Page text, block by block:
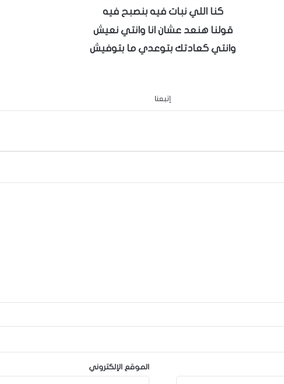
كنا اللي نبات فيه بنصبح فيه
قولنا هنعد عشان انا وانتي نعيش
وانتي كعادتك بتوعدي ما بتوفيش
إتبعنا
الموقع الإلكتروني